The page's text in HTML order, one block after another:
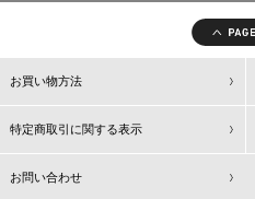
お買い物方法
特定商取引に関する表示
お問い合わせ